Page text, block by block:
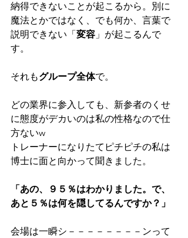
納得できないことが起こるから。別に
魔法とかではなく、でも何か、言葉で
説明できない「 変容 」が起こるんで
す。
それもグループ全体で。
どの業界に参入しても、新参者のくせ
に態度がデカいのは私の性格なので仕
方ないw
トレーナーになりたてピチピチの私は
博士に面と向かって聞きました。
「あの、９５％はわかりました。で、
あと５％は何を隠してるんですか？」
会場は一瞬シ－－－－－－－－ンって